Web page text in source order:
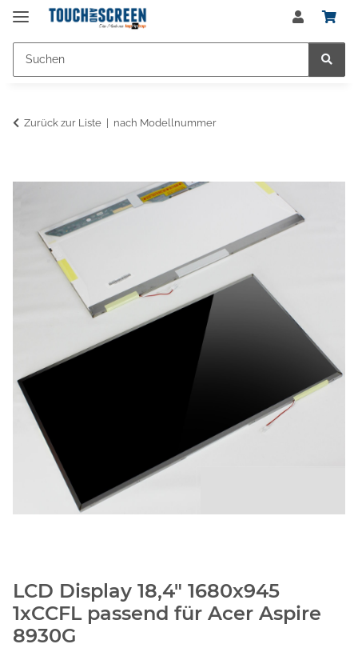
Zurück zur Liste nach Modellnummer
LCD Display 18,4" 1680x945
1xCCFL passend für Acer Aspire
8930G